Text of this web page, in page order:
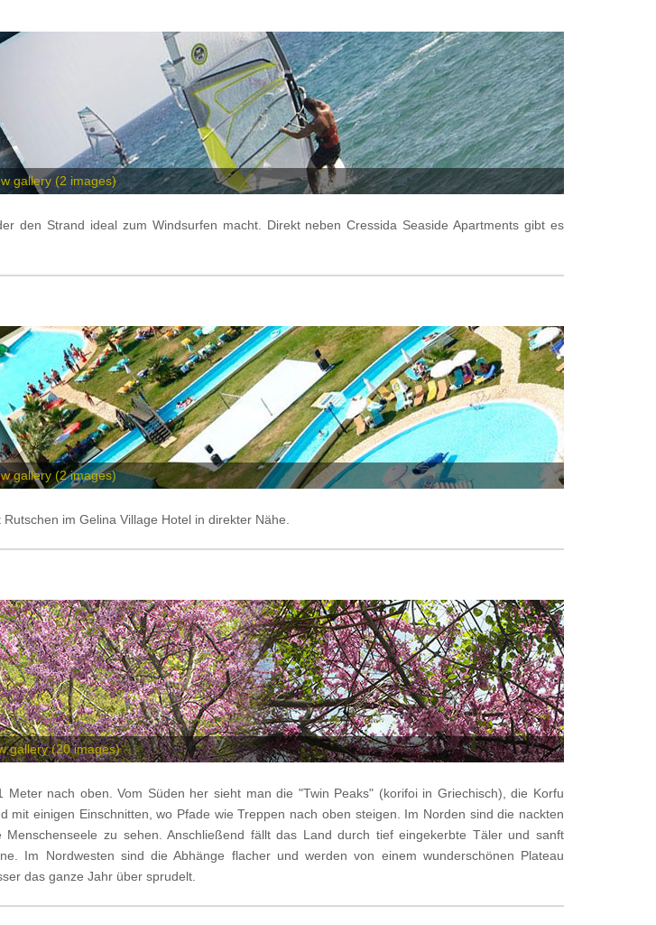
gallery (2 images)
den Strand ideal zum Windsurfen macht. Direkt neben Cressida Seaside Apartments gibt es
gallery (2images)
im Gelina Village Hotel in direkter Nähe.
gallery (20images)
nach oben. Vom Süden her sieht man die "Twin Peaks" (korifoi in Griechisch), die Korfu
einigen Einschnitten, wo Pfade wie Treppen nach oben steigen. Im Norden sind die nackten
zu sehen. Anschließend fällt das Land durch tief eingekerbte Täler und sanft
Im Nordwesten sind die Abhänge flacher und werden von einem wunderschönen Plateau
das ganze Jahr über sprudelt.